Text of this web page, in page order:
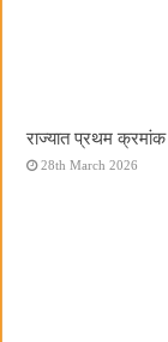
राज्यात प्रथम क्रमांक
28th March 2026